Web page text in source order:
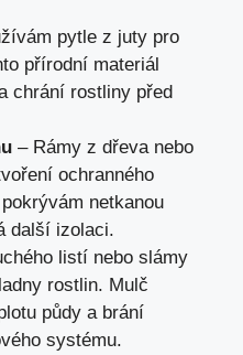
pytle z juty pro
přírodní materiál
chrání rostliny před
– Rámy z dřeva nebo
ochranného
netkanou
další izolaci.
listí nebo slámy
rostlin. Mulč
půdy a brání
systému.